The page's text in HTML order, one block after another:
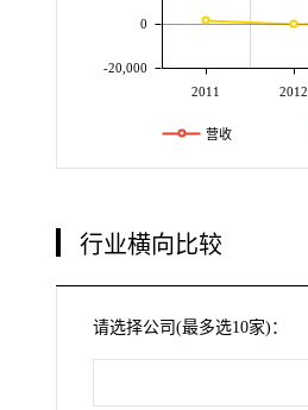
2011 2012
-20,000
0
营收
行业横向比较
请选择公司(最多选10家)：